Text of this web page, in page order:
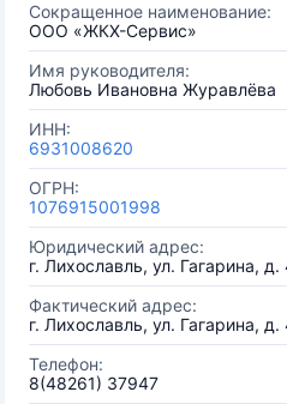
Сокращенное наименование:
ООО «ЖКХ-Сервис»
Имя руководителя:
Любовь Ивановна Журавлёва
ИНН:
6931008620
ОГРН:
1076915001998
Юридический адрес:
г. Лихославль, ул. Гагарина, д.
Фактический адрес:
г. Лихославль, ул. Гагарина, д.
Телефон:
8(48261) 37947